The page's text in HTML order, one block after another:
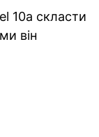
10a скласти
він